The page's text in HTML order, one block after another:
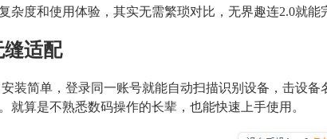
杂度和使用体验，其实无需繁琐对比，无界趣连2.0就
缝适配
装简单，登录同一账号就能自动扫描识别设备，击设
就算是不熟悉数码操作的长辈，也能快速上手使用。